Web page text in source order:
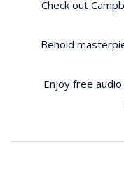
Check out
Behold
Enjoy free audio